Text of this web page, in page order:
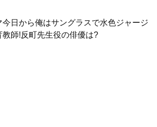
今日から俺はサングラスで水色ジャージ
教師!反町先生役の俳優は?